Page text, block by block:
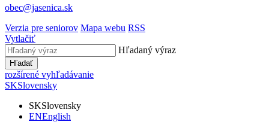
obec@jasenica.sk
Verzia pre seniorov Mapa webu RSS
Vytlačiť
Hľadaný výraz
Hľadať
rozšírené vyhľadávanie
SKSlovensky
SKSlovensky
ENEnglish